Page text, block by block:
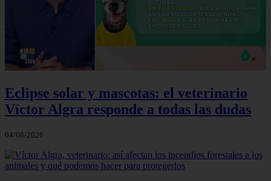
Eclipse solar y mascotas: el veterinario
Víctor Algra responde a todas las dudas
04/08/2026